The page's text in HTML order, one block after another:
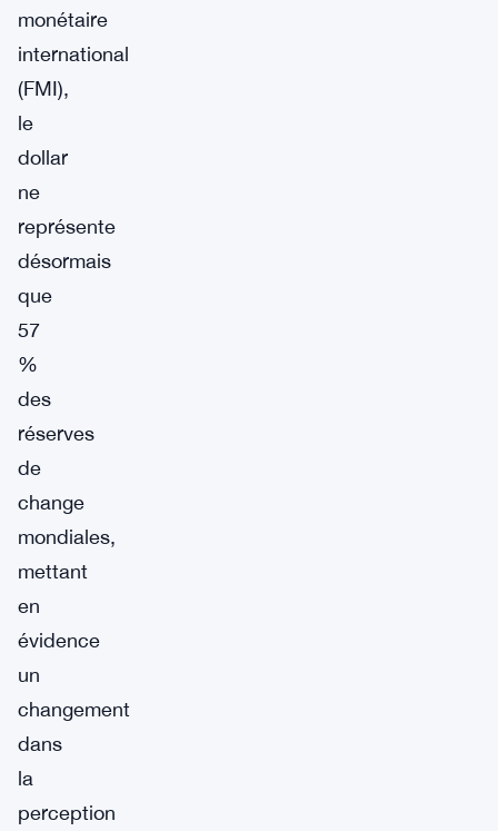
monétaire
international
(FMI),
le
dollar
ne
représente
désormais
que
57
%
des
réserves
de
change
mondiales,
mettant
en
évidence
un
changement
dans
la
perception